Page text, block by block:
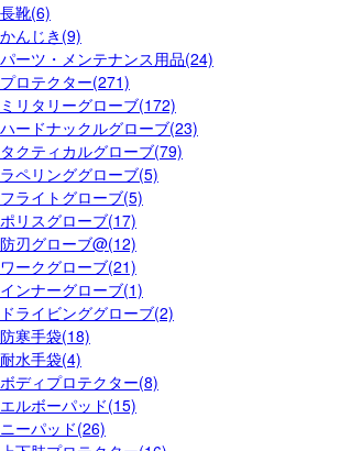
長靴(6)
かんじき(9)
パーツ・メンテナンス用品(24)
プロテクター(271)
ミリタリーグローブ(172)
ハードナックルグローブ(23)
タクティカルグローブ(79)
ラペリンググローブ(5)
フライトグローブ(5)
ポリスグローブ(17)
防刃グローブ@(12)
ワークグローブ(21)
インナーグローブ(1)
ドライビンググローブ(2)
防寒手袋(18)
耐水手袋(4)
ボディプロテクター(8)
エルボーパッド(15)
ニーパッド(26)